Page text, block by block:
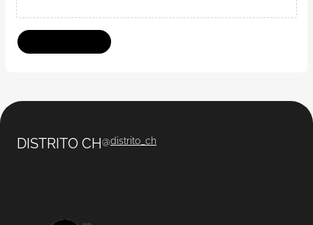
DISTRITO CH@distrito_ch